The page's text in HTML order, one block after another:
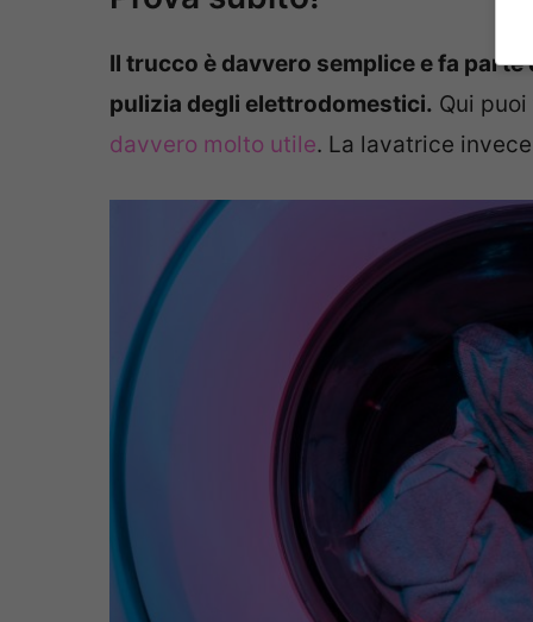
Il trucco è davvero semplice e fa
pulizia degli elettrodomestici. Qui
davvero molto utile. La lavatrice